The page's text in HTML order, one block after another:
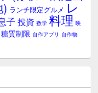
ランチ限定グルメ レ
子 投資 数学 料理 映
糖質制限 自作アプリ 自作物